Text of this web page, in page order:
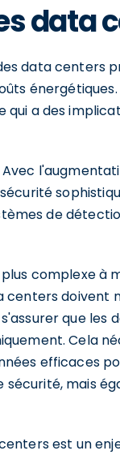
data
data centers
a des
de
complexe à
centers doivent
que les
Cela
efficaces
mais
est un